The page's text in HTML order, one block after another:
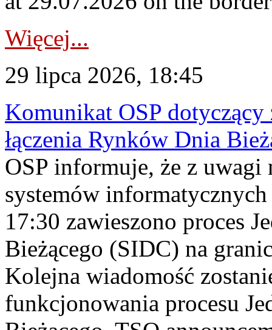
Więcej...
29 lipca 2026, 18:45
Komunikat OSP dotyczący
łączenia Rynków Dnia
OSP informuje, że z uwagi
systemów
17:30 zawieszono proces
Bieżącego (SIDC) na
Kolejna wiadomość
funkcjonowania procesu